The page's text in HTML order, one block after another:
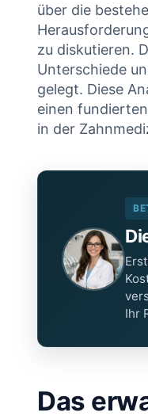
über die
zu diskutieren.
Unterschiede
gelegt. Diese⁤
einen
in der
Ihr
Das